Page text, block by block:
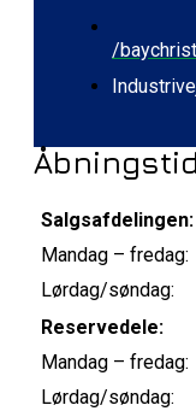
/
Salgsafdelingen:
Mandag – fredag:
Lørdag/søndag:
Reservedele:
Mandag – fredag:
Lørdag/søndag: